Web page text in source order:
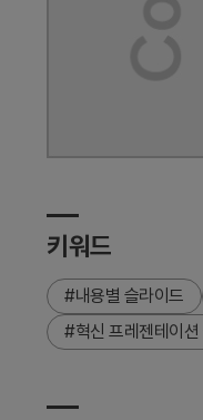
키워드
#내용별 슬라이드
#혁신 프레젠테이션